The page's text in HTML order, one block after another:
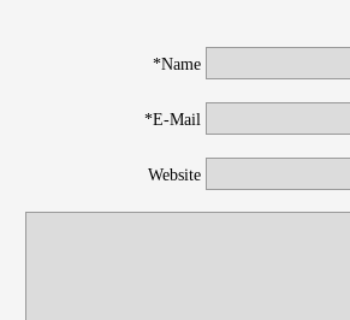
Name*
E-Mail*
Website